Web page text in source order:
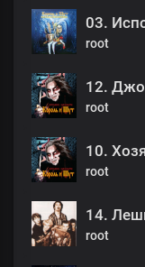
03.
root
12.
root
10.
root
14.
root